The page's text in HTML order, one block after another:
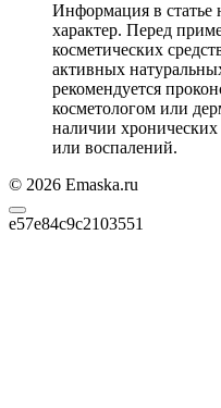
Информация в статье
характер. Перед
косметических
активных
рекомендуется
косметологом или
наличии
или воспалений.
© 2026 Emaska.ru
e57e84c9c2103551